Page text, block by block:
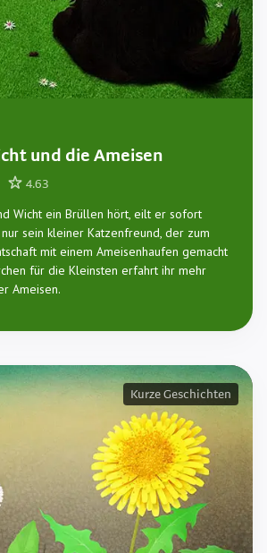
und die Ameisen
4.63
Wicht ein Brüllen hört, eilt er sofort
sein kleiner Katzenfreund, der zum
mit einem Ameisenhaufen gemacht
für die Kleinsten erfahrt ihr mehr
Ameisen.
Kurze Geschichten